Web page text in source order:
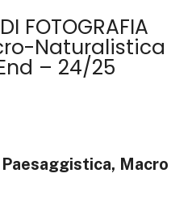
FOTOGRAFIA
Naturalistica
– 24/25
Macro